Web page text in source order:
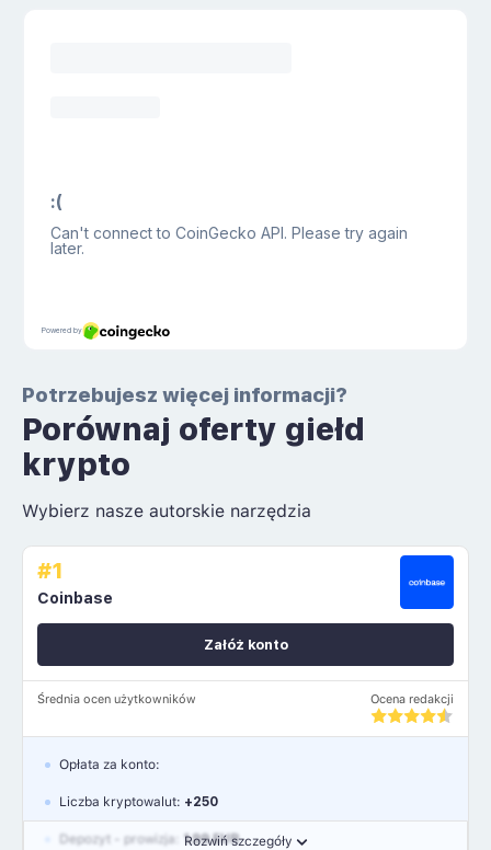
Potrzebujesz więcej informacji?
Porównaj oferty giełd
krypto
Wybierz nasze autorskie narzędzia
#1
Coinbase
Średnia ocen użytkowników Ocena redakcji
Załóż konto
Rozwiń szczegóły
Opłata za konto:
Liczba kryptowalut: +250
Depozyt - prowizja: 1.99 EUR